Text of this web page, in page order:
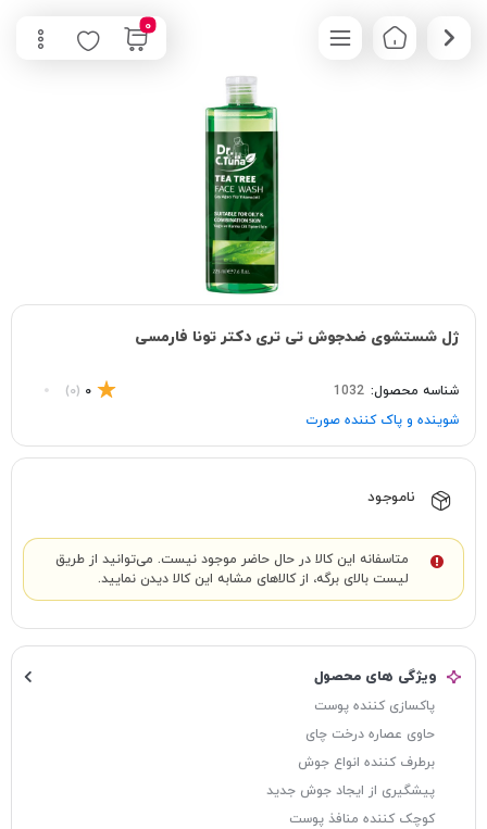
0
ژل شستشوی ضدجوش تی تری دکتر تونا فارمسی
شناسه محصول: 1032
0
(0)
شوینده و پاک‌ کننده صورت
ناموجود
متاسفانه این کالا در حال حاضر موجود نیست. می‌توانید از طریق
لیست بالای برگه، از کالاهای مشابه این کالا دیدن نمایید.
ویژگی های محصول
پاکسازی کننده پوست
حاوی عصاره درخت چای
برطرف کننده انواع جوش
پیشگیری از ایجاد جوش جدید
کوچک کننده منافذ پوست